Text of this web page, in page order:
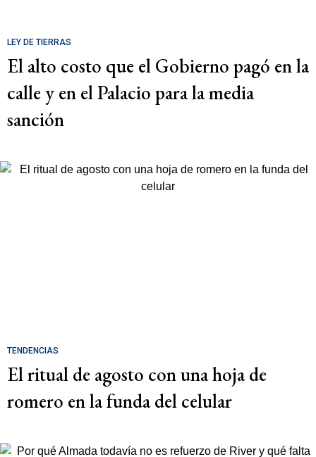
LEY DE TIERRAS
El alto costo que el Gobierno pagó en la
calle y en el Palacio para la media
sanción
TENDENCIAS
El ritual de agosto con una hoja de
romero en la funda del celular